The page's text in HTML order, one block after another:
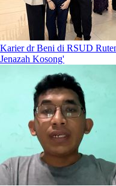
Karier dr Beni di RSUD
Jenazah Kosong'